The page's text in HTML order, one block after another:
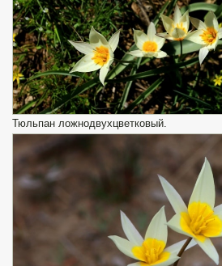
Тюльпан ложнодвухцветковый.